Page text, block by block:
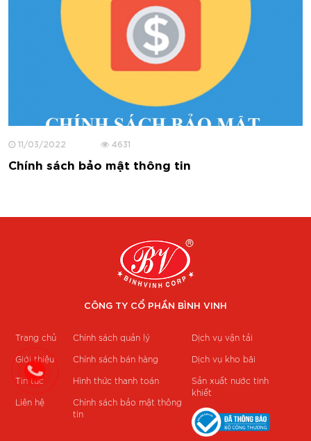
11/03/2022 4631
Chính sách bảo mật thông tin
CÔNG TY CỔ PHẦN BÌNH VINH
Trang chủ
Giới thiệu
Tin tức
Liên hệ
Chính sách quản lý
Chính sách bán hàng
Hình thức thanh toán
Chính sách bảo mật thông
tin
Dịch vụ vận tải
Dịch vụ kho bãi
Sản xuất nước tinh
khiết